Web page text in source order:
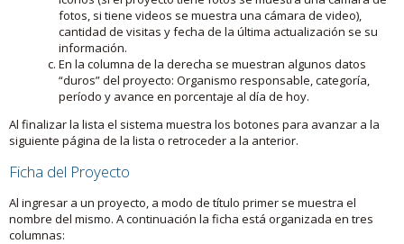
fotos, si tiene videos se muestra una cámara de video),
cantidad de visitas y fecha de la última actualización se su
información.
En la columna de la derecha se muestran algunos datos
“duros” del proyecto: Organismo responsable, categoría,
período y avance en porcentaje al día de hoy.
Al finalizar la lista el sistema muestra los botones para avanzar a la
siguiente página de la lista o retroceder a la anterior.
Ficha del Proyecto
Al ingresar a un proyecto, a modo de título primer se muestra el
nombre del mismo. A continuación la ficha está organizada en tres
columnas: